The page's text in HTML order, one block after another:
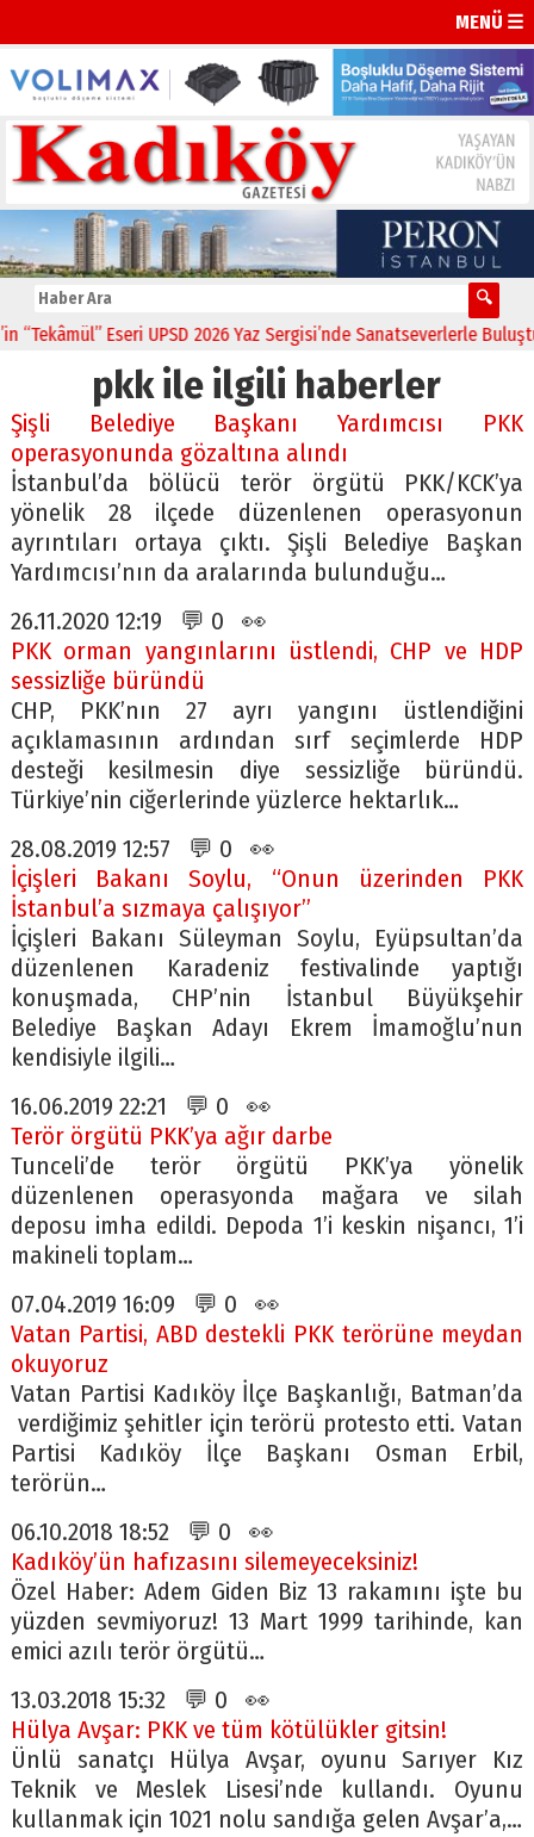
MENÜ ☰
Eseri UPSD 2026 Yaz Sergisi’nde Sanatseverlerle Buluştu
pkk ile ilgili haberler
Şişli Belediye Başkanı Yardımcısı PKK
operasyonunda gözaltına alındı
İstanbul’da bölücü terör örgütü PKK/KCK’ya
yönelik 28 ilçede düzenlenen operasyonun
ayrıntıları ortaya çıktı. Şişli Belediye Başkan
Yardımcısı’nın da aralarında bulunduğu…
26.11.2020 12:19 💬 0 👀
PKK orman yangınlarını üstlendi, CHP ve HDP
sessizliğe büründü
CHP, PKK’nın 27 ayrı yangını üstlendiğini
açıklamasının ardından sırf seçimlerde HDP
desteği kesilmesin diye sessizliğe büründü.
Türkiye’nin ciğerlerinde yüzlerce hektarlık…
28.08.2019 12:57 💬 0 👀
İçişleri Bakanı Soylu, “Onun üzerinden PKK
İstanbul’a sızmaya çalışıyor”
İçişleri Bakanı Süleyman Soylu, Eyüpsultan’da
düzenlenen Karadeniz festivalinde yaptığı
konuşmada, CHP’nin İstanbul Büyükşehir
Belediye Başkan Adayı Ekrem İmamoğlu’nun
kendisiyle ilgili…
16.06.2019 22:21 💬 0 👀
Terör örgütü PKK’ya ağır darbe
Tunceli’de terör örgütü PKK’ya yönelik
düzenlenen operasyonda mağara ve silah
deposu imha edildi. Depoda 1’i keskin nişancı, 1’i
makineli toplam…
07.04.2019 16:09 💬 0 👀
Vatan Partisi, ABD destekli PKK terörüne meydan
okuyoruz
Vatan Partisi Kadıköy İlçe Başkanlığı, Batman’da
verdiğimiz şehitler için terörü protesto etti. Vatan
Partisi Kadıköy İlçe Başkanı Osman Erbil,
terörün…
06.10.2018 18:52 💬 0 👀
Kadıköy’ün hafızasını silemeyeceksiniz!
Özel Haber: Adem Giden Biz 13 rakamını işte bu
yüzden sevmiyoruz! 13 Mart 1999 tarihinde, kan
emici azılı terör örgütü…
13.03.2018 15:32 💬 0 👀
Hülya Avşar: PKK ve tüm kötülükler gitsin!
Ünlü sanatçı Hülya Avşar, oyunu Sarıyer Kız
Teknik ve Meslek Lisesi’nde kullandı. Oyunu
kullanmak için 1021 nolu sandığa gelen Avşar’a,…